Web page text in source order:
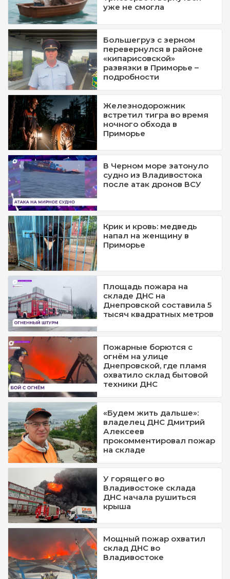
уже не смогла
Большегруз с зерном
перевернулся в районе
«кипарисовской»
развязки в Приморье –
подробности
Железнодорожник
встретил тигра во время
ночного обхода в
Приморье
В Черном море затонуло
судно из Владивостока
после атак дронов ВСУ
Крик и кровь: медведь
напал на женщину в
Приморье
Площадь пожара на
складе ДНС на
Днепровской составила 5
тысяч квадратных метров
Пожарные борются с
огнём на улице
Днепровской, где пламя
охватило склад бытовой
техники ДНС
«Будем жить дальше»:
владелец ДНС Дмитрий
Алексеев
прокомментировал пожар
на складе
У горящего во
Владивостоке склада
ДНС начала рушиться
крыша
Мощный пожар охватил
склад ДНС во
Владивостоке